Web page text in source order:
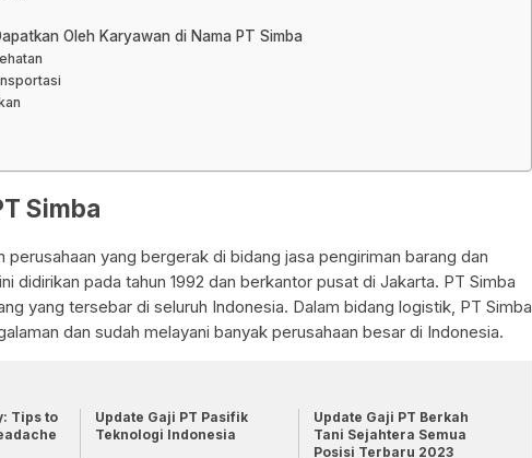
Oleh Karyawan di Nama PT Simba
Simba
perusahaan yang bergerak di bidang jasa pengiriman barang dan
didirikan pada tahun 1992 dan berkantor pusat di Jakarta. PT Simba
yang tersebar di seluruh Indonesia. Dalam bidang logistik, PT Simba
dan sudah melayani banyak perusahaan besar di Indonesia.
Tips to
Update Gaji PT Pasifik
Teknologi Indonesia
Update Gaji PT Berkah
Tani Sejahtera Semua
Posisi Terbaru 2023